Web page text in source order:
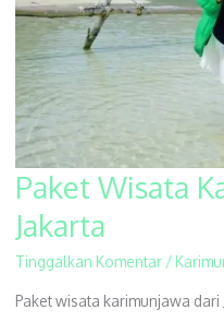
Paket Wisata
Jakarta
Tinggalkan Komentar /
Paket wisata karimunjawa
Paket
Karimunjawa
dari
Jakarta